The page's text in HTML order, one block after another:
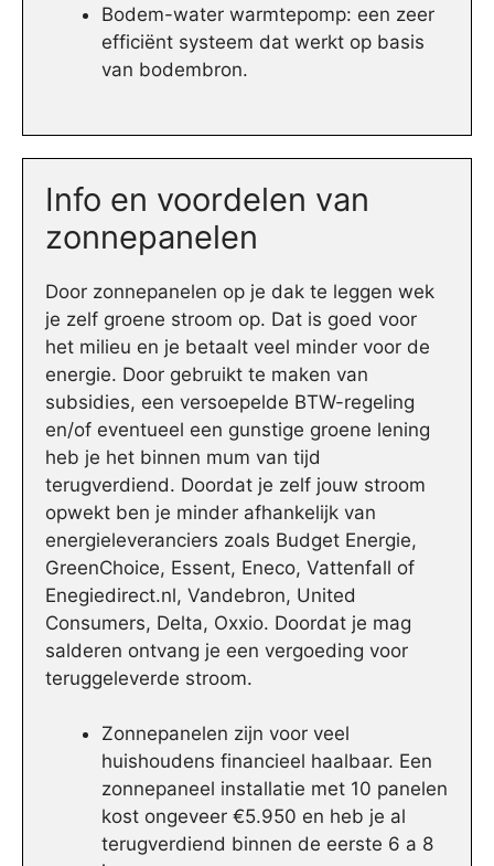
Bodem-water warmtepomp: een zeer
efficiënt systeem dat werkt op basis
van bodembron.
Info en voordelen van
zonnepanelen
Door zonnepanelen op je dak te leggen wek
je zelf groene stroom op. Dat is goed voor
het milieu en je betaalt veel minder voor de
energie. Door gebruikt te maken van
subsidies, een versoepelde BTW-regeling
en/of eventueel een gunstige groene lening
heb je het binnen mum van tijd
terugverdiend. Doordat je zelf jouw stroom
opwekt ben je minder afhankelijk van
energieleveranciers zoals Budget Energie,
GreenChoice, Essent, Eneco, Vattenfall of
Enegiedirect.nl, Vandebron, United
Consumers, Delta, Oxxio. Doordat je mag
salderen ontvang je een vergoeding voor
teruggeleverde stroom.
Zonnepanelen zijn voor veel
huishoudens financieel haalbaar. Een
zonnepaneel installatie met 10 panelen
kost ongeveer €5.950 en heb je al
terugverdiend binnen de eerste 6 a 8